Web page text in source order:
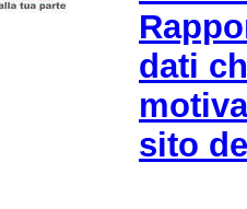
dati
sito